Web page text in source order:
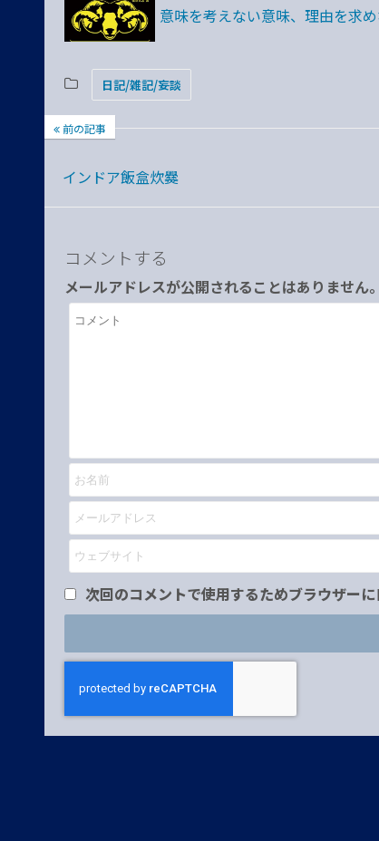
意味を考えない意味、理由を求
日記/雑記/妄談
前の記事
インドア飯盒炊爨
コメントする
メールアドレスが公開されることはありません。
次回のコメントで使用するためブラウザー